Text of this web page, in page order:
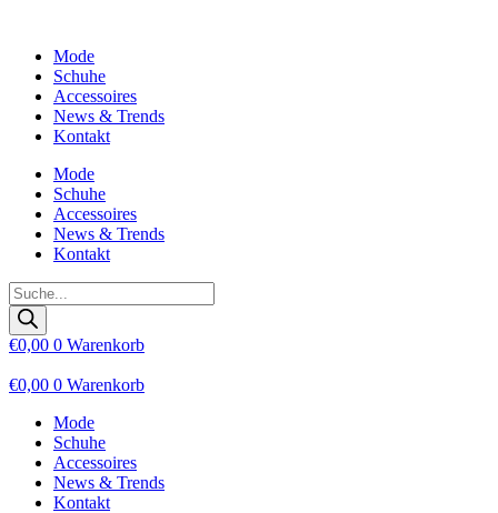
wechselnMode
Schuhe
Accessoires
News & Trends
Kontakt
Mode
Schuhe
Accessoires
News & Trends
Kontakt
Products
search
€0,00 0 Warenkorb
€0,00 0 Warenkorb
Mode
Schuhe
Accessoires
News & Trends
Kontakt